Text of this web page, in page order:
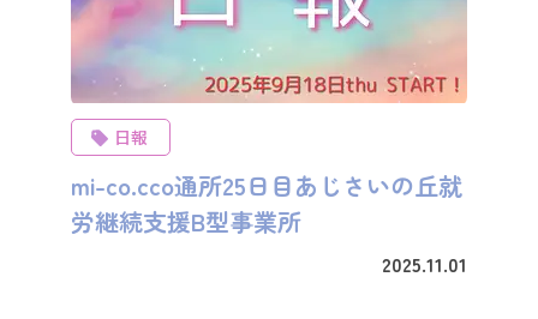
日報
mi-co.cco通所25日目あじさいの丘就
労継続支援B型事業所
2025.11.01